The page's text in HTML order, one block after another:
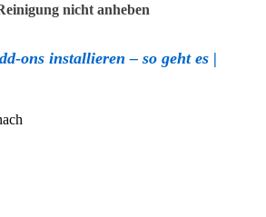
nicht anheben
ons installieren – so geht es |